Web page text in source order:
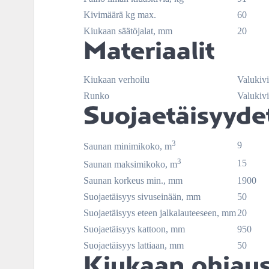
Kivimäärä kg max.
60
Kiukaan säätöjalat, mm
20
Materiaalit
Kiukaan verhoilu
Valukivi
Runko
Valukivi
Saunan minimikoko, m3
9
Saunan maksimikoko, m3
15
Saunan korkeus min., mm
1900
Suojaetäisyys sivuseinään, mm
50
Suojaetäisyys eteen jalkalauteeseen, mm20
Suojaetäisyys kattoon, mm
950
Suojaetäisyys lattiaan, mm
50